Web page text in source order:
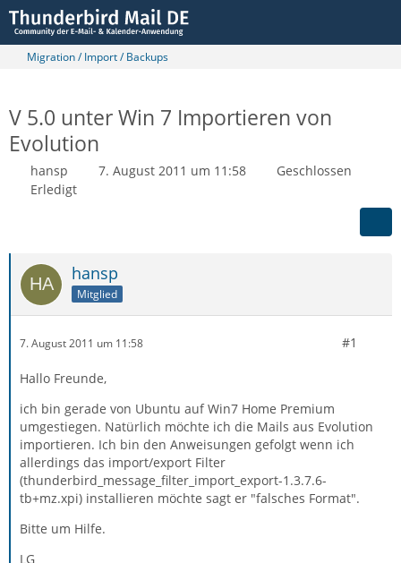
Migration / Import / Backups
V 5.0 unter Win 7 Importieren von
Evolution
hansp 7. August 2011 um 11:58
Geschlossen
Erledigt
hansp
Mitglied
7. August 2011 um 11:58 #1
Hallo Freunde,
ich bin gerade von Ubuntu auf Win7 Home Premium
umgestiegen. Natürlich möchte ich die Mails aus Evolution
importieren. Ich bin den Anweisungen gefolgt wenn ich
allerdings das import/export Filter
(thunderbird_message_filter_import_export-1.3.7.6-
tb+mz.xpi) installieren möchte sagt er "falsches Format".
Bitte um Hilfe.
LG